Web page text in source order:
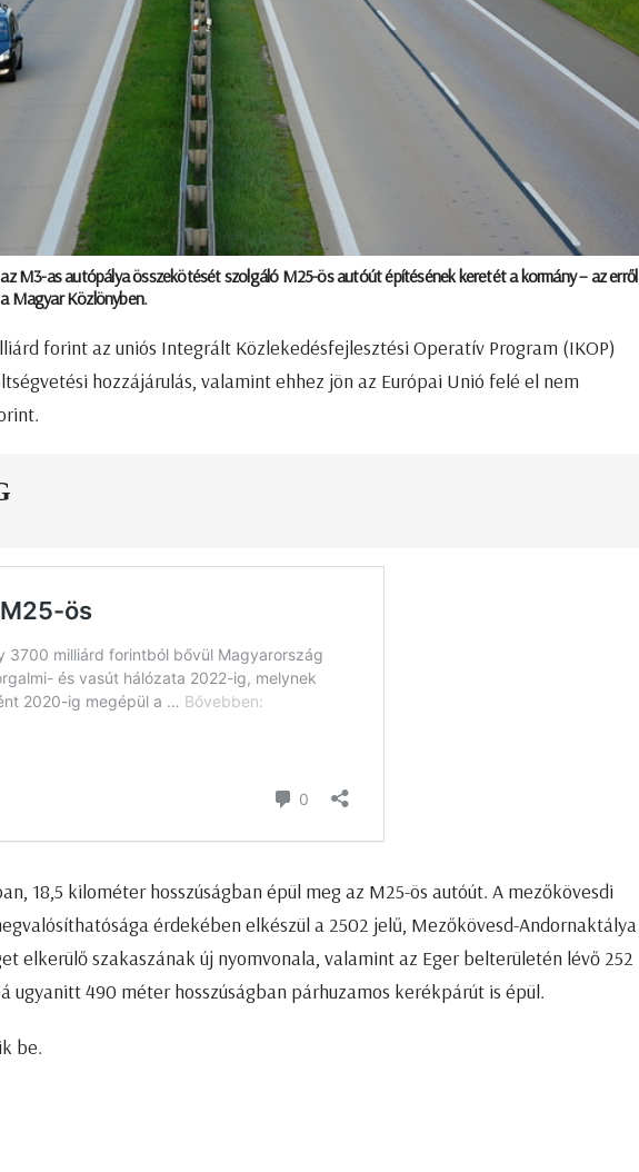
M3-as autópálya összekötését szolgáló M25-ös autóút építésének keretét a kormány – az erről
Magyar Közlönyben.
forint az uniós Integrált Közlekedésfejlesztési Operatív Program (IKOP)
hozzájárulás, valamint ehhez jön az Európai Unió felé el nem
18,5 kilométer hosszúságban épül meg az M25-ös autóút. A mezőkövesdi
érdekében elkészül a 2502 jelű, Mezőkövesd-Andornaktálya
elkerülő szakaszának új nyomvonala, valamint az Eger belterületén lévő 252
ugyanitt 490 méter hosszúságban párhuzamos kerékpárút is épül.
be.